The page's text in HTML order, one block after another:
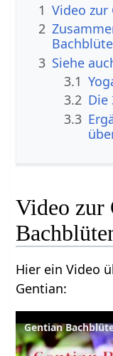
1 Video zur
2
3 Siehe
3.1
3.2 Die
3.3
Video zur
Hier ein Video
Gentian:
Gentian